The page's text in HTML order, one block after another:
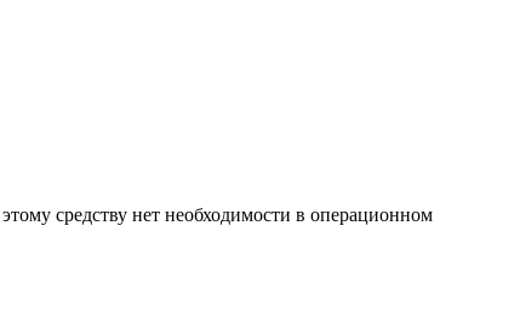
средству нет необходимости в операционном